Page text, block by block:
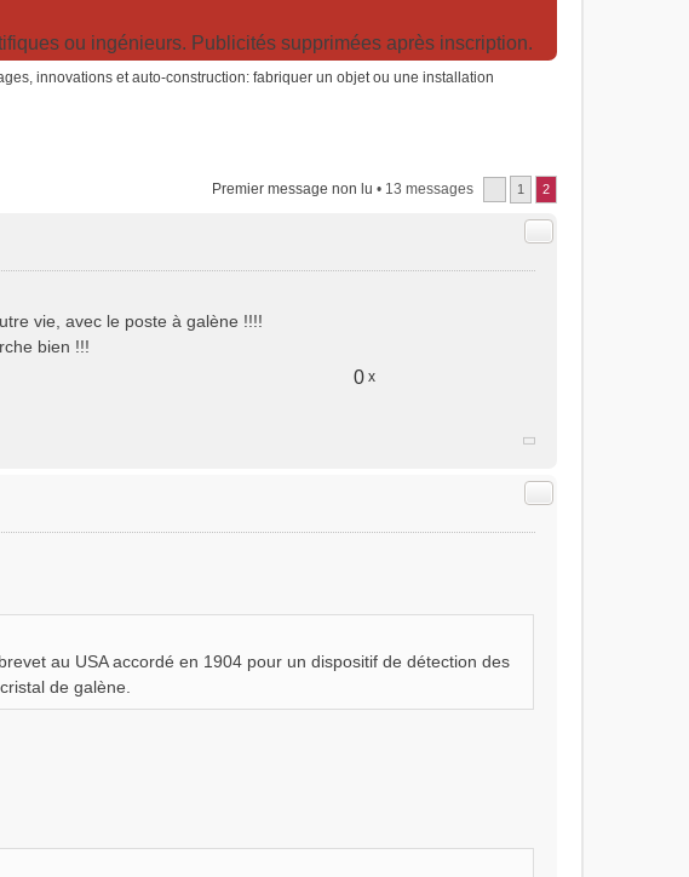
ou ingénieurs. Publicités supprimées après inscription.
innovations et auto-construction: fabriquer un objet ou une installation
Premier message non lu • 13 messages 1 2
Citer
vie, avec le poste à galène !!!!
bien !!!
0 x
Citer
au USA accordé en 1904 pour un dispositif de détection des
de galène.